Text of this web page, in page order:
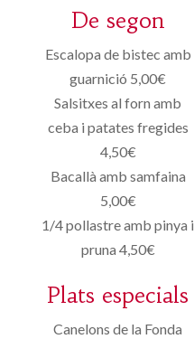
De segon
Escalopa de bistec amb
guarnició 5,00€
Salsitxes al forn amb
ceba i patates fregides
4,50€
Bacallà amb samfaina
5,00€
1/4 pollastre amb pinya i
pruna 4,50€
Plats especials
Canelons de la Fonda